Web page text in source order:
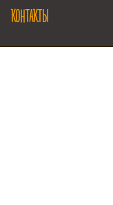
КОНТАКТЫ